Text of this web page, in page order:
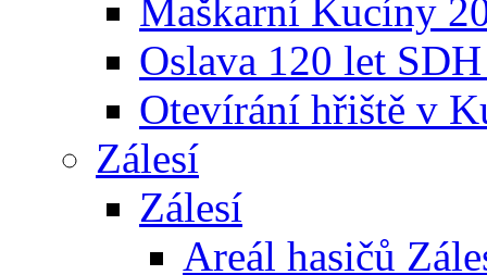
Maškarní Kucíny
Oslava 120 let
Otevírání hřiště v
Zálesí
Zálesí
Areál hasičů